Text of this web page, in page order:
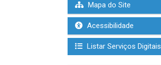
Mapa do Site
Acessibilidade
Listar Serviços Digitais